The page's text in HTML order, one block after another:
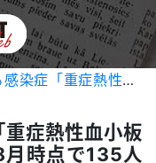
」発症者数は8月時点で135人と、過去最多を更新
症熱性血小板
時点で135人